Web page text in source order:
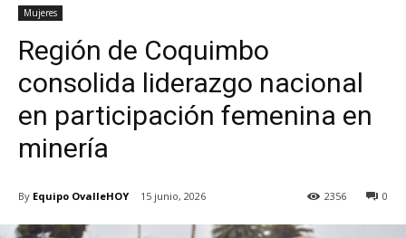
Mujeres
Región de Coquimbo
consolida liderazgo nacional
en participación femenina en
minería
By Equipo OvalleHOY 15 junio, 2026 0
2356